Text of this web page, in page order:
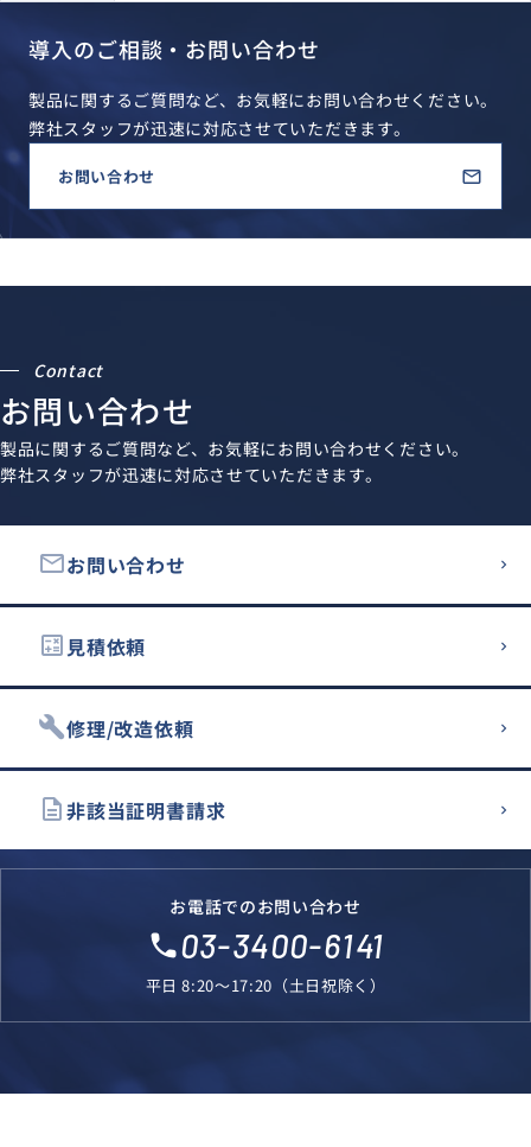
導入のご相談・お問い合わせ
製品に関するご質問など、お気軽にお問い合わせください。
弊社スタッフが迅速に対応させていただきます。
お問い合わせ
Contact
お問い合わせ
製品に関するご質問など、お気軽にお問い合わせください。
弊社スタッフが迅速に対応させていただきます。
emailお問い合わせ
calculate見積依頼
build修理/改造依頼
description非該当証明書請求
お電話でのお問い合わせ
local_phone03-3400-6141
平日 8:20～17:20（土日祝除く）